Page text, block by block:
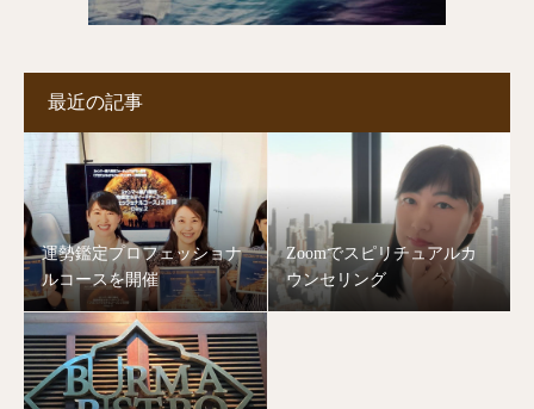
最近の記事
運勢鑑定プロフェッショナ
ルコースを開催
Zoomでスピリチュアルカ
ウンセリング